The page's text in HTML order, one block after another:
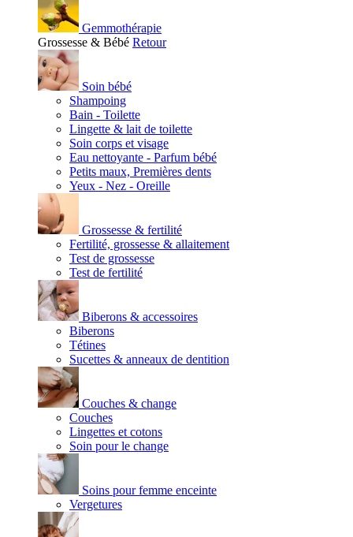
Gemmothérapie
Grossesse & Bébé Retour
Soin bébé
Shampoing
Bain - Toilette
Lingette & lait de toilette
Soin corps et visage
Eau nettoyante - Parfum bébé
Petits maux, Premières dents
Yeux - Nez - Oreille
Grossesse & fertilité
Fertilité, grossesse & allaitement
Test de grossesse
Test de fertilité
Biberons & accessoires
Biberons
Tétines
Sucettes & anneaux de dentition
Couches & change
Couches
Lingettes et cotons
Soin pour le change
Soins pour femme enceinte
Vergetures